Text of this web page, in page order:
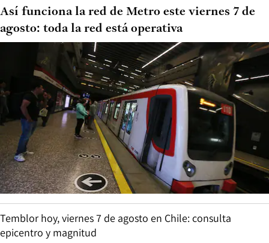
Así funciona la red de Metro este viernes 7 de
agosto: toda la red está operativa
Temblor hoy, viernes 7 de agosto en Chile: consulta
epicentro y magnitud